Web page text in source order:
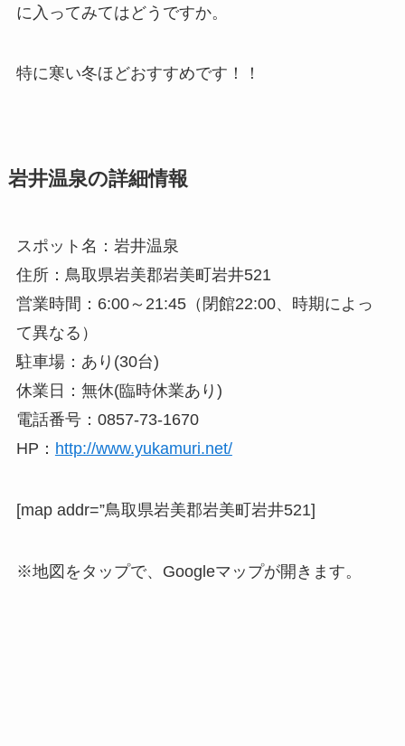
に入ってみてはどうですか。
特に寒い冬ほどおすすめです！！
岩井温泉の詳細情報
スポット名：岩井温泉
住所：鳥取県岩美郡岩美町岩井521
営業時間：6:00～21:45（閉館22:00、時期によっ
て異なる）
駐車場：あり(30台)
休業日：無休(臨時休業あり)
電話番号：0857-73-1670
HP： http://www.yukamuri.net/
[map addr=”鳥取県岩美郡岩美町岩井521]
※地図をタップで、Googleマップが開きます。